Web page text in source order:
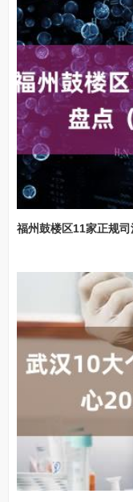
福州鼓楼区11家正规司